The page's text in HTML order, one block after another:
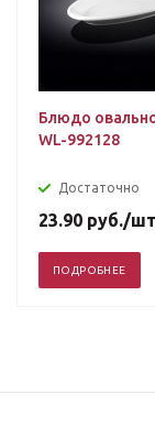
Блюдо
WL-992128
Достаточно
23.90 руб./шт
ПОДРОБНЕЕ